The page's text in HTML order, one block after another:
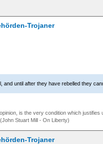
Trojaner
until after they have rebelled they
is the very condition which
Stuart Mill - On Liberty)
Trojaner